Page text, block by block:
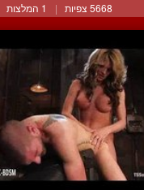
5668 צפיות | 1 המלצות